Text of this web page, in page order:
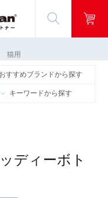
猫用
おすすめブランドから探す
キーワードから探す
ディーボト